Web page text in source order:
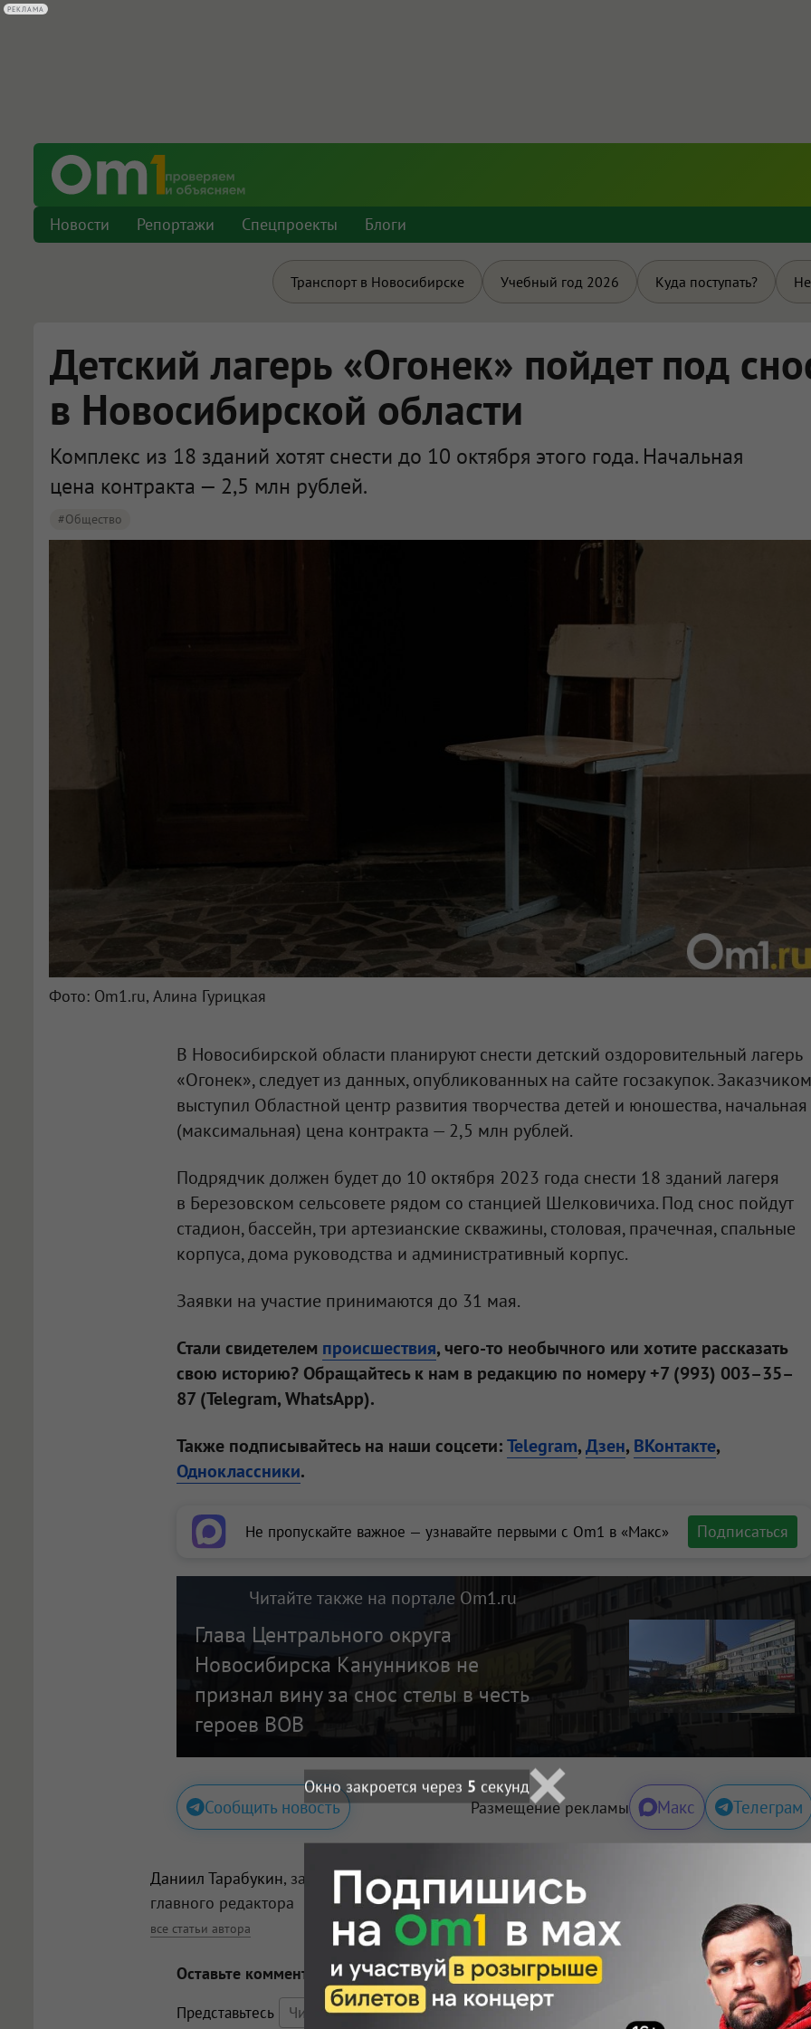
Новости Репортажи Спецпроекты Блоги
Транспорт в Новосибирске Учебный год 2026 Куда поступать?
Детский лагерь «Огонек» пойдет под
в Новосибирской области
Комплекс из 18 зданий хотят снести до 10 октября этого года. Начальная
цена контракта — 2,5 млн рублей.
#Общество
Фото: Om1.ru, Алина Гурицкая
В Новосибирской области планируют снести детский оздоровительный лагерь
«Огонек», следует из данных, опубликованных на сайте госзакупок. Заказчиком
выступил Областной центр развития творчества детей и юношества, начальная
(максимальная) цена контракта — 2,5 млн рублей.
Подрядчик должен будет до 10 октября 2023 года снести 18 зданий лагеря
в Березовском сельсовете рядом со станцией Шелковичиха. Под снос пойдут
стадион, бассейн, три артезианские скважины, столовая, прачечная, спальные
корпуса, дома руководства и административный корпус.
Заявки на участие принимаются до 31 мая.
Стали свидетелем происшествия, чего-то необычного или хотите рассказать
свою историю? Обращайтесь к нам в редакцию по номеру +7 (993) 003–35–
87 (Telegram, WhatsApp).
Также подписывайтесь на наши соцсети:Telegram,Дзен, ВКонтакте,
Одноклассники.
Не пропускайте важное — узнавайте первыми с Om1 в «Макс» Подписаться
Читайте также на портале Om1.ru
Глава Центрального округа
Новосибирска Канунников не
признал вину за снос стелы в честь
героев ВОВ
Сообщить новость Размещение рекламы Макс Телеграм
Даниил Тарабукин, заместитель
главного редактора
все статьи автора
Оставьте комментарий
Представьтесь
Окно закроется через 4 секунд
РЕКЛАМА